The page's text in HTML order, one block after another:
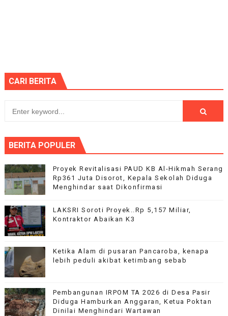
CARI BERITA
BERITA POPULER
Proyek Revitalisasi PAUD KB Al-Hikmah Serang
Rp361 Juta Disorot, Kepala Sekolah Diduga
Menghindar saat Dikonfirmasi
LAKSRI Soroti Proyek..Rp 5,157 Miliar,
Kontraktor Abaikan K3
Ketika Alam di pusaran Pancaroba, kenapa
lebih peduli akibat ketimbang sebab
Pembangunan IRPOM TA 2026 di Desa Pasir
Diduga Hamburkan Anggaran, Ketua Poktan
Dinilai Menghindari Wartawan